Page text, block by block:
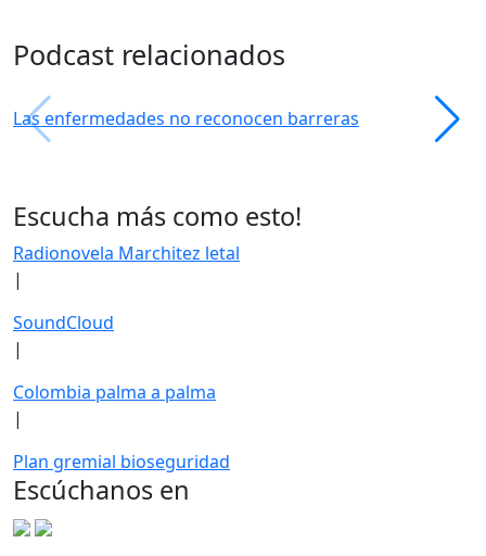
Podcast relacionados
Las enfermedades no reconocen barreras
Escucha más como esto!
Radionovela Marchitez letal
|
SoundCloud
|
Colombia palma a palma
|
Plan gremial bioseguridad
Escúchanos en